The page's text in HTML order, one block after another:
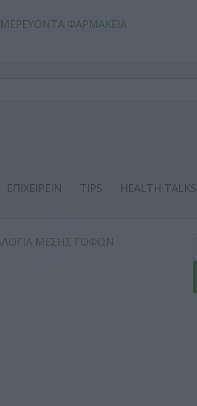
ΦΑΡΜΑΚΕΙΑ
ΕΠΙΧΕΙΡΕΙΝ TIPS
HEALTH TALKS
ΜΕΣΗΣ ΓΟΦΩΝ